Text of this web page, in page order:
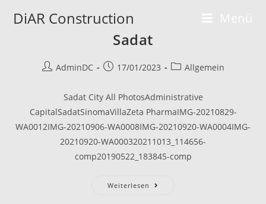
InhaltDiAR Construction
Sadat
Beitrags-
AdminDC
Beitrag17/01/2023
Beitrags-
Allgemein
Sadat City All PhotosAdministrative
CapitalSadatSinomaVillaZeta PharmaIMG-20210829-
WA0012IMG-20210906-WA0008IMG-20210920-WA0004IMG-
20210920-WA000320211013_114656-
comp20190522_183845-comp
Weiterlesen Sadat